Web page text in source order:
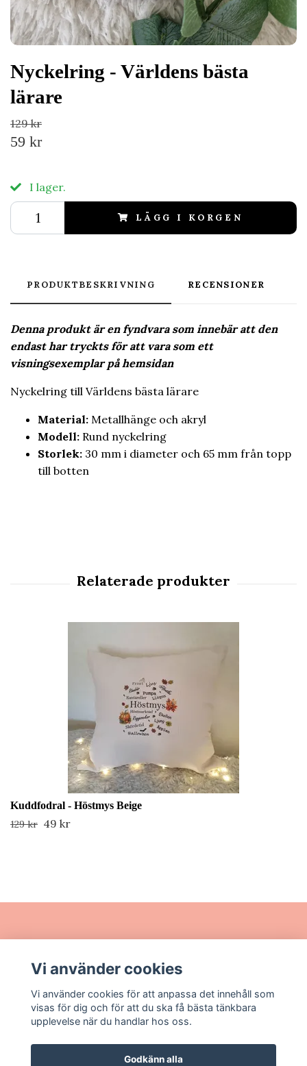
Nyckelring - Världens bästa
lärare
129 kr
59 kr
I lager.
LÄGG I KORGEN
PRODUKTBESKRIVNING RECENSIONER
Denna produkt är en fyndvara som innebär att den
endast har tryckts för att vara som ett
visningsexemplar på hemsidan
Nyckelring till Världens bästa lärare
Material: Metallhänge och akryl
Modell: Rund nyckelring
Storlek: 30 mm i diameter och 65 mm från topp
till botten
Kuddfodral - Höstmys Beige
129 kr 49 kr
Sociala medier
Vi använder cookies
Vi använder cookies för att anpassa det innehåll som
visas för dig och för att du ska få bästa tänkbara
upplevelse när du handlar hos oss.
Godkänn alla